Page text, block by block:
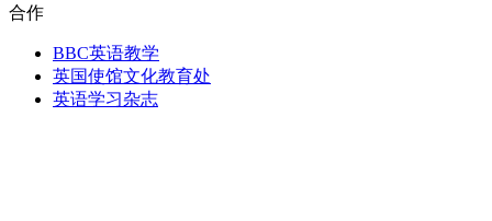
合作
BBC英语教学
英国使馆文化教育处
英语学习杂志